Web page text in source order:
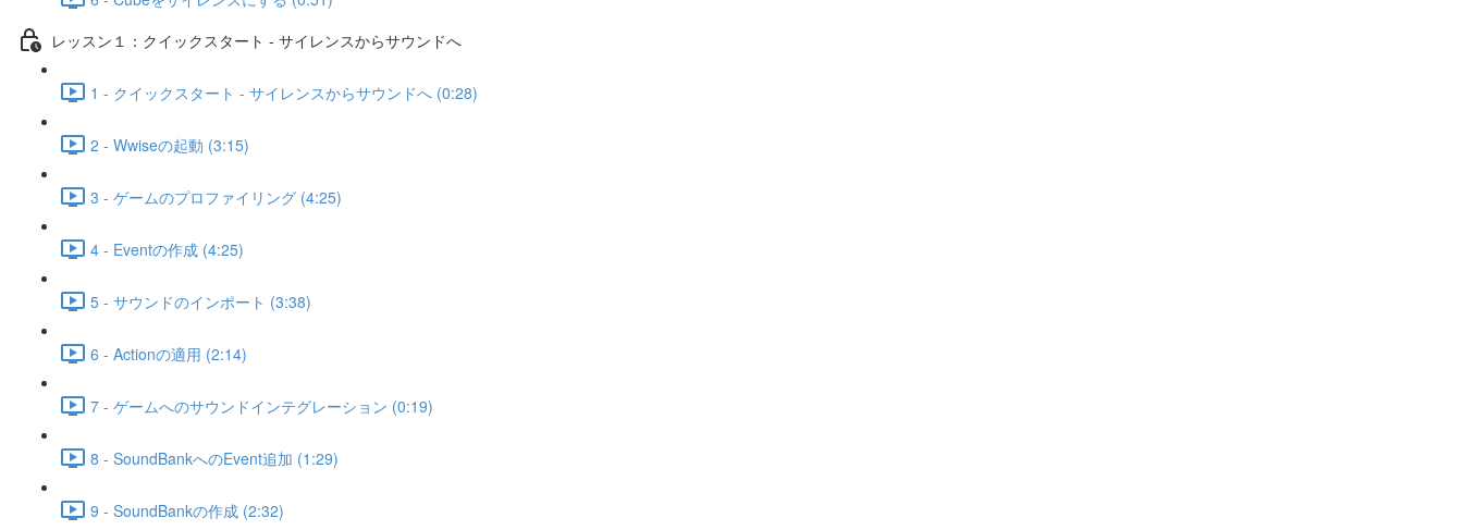
レッスン１：クイックスタート - サイレンスからサウンドへ
1 - クイックスタート - サイレンスからサウンドへ (0:28)
2 - Wwiseの起動 (3:15)
3 - ゲームのプロファイリング (4:25)
4 - Eventの作成 (4:25)
5 - サウンドのインポート (3:38)
6 - Actionの適用 (2:14)
7 - ゲームへのサウンドインテグレーション (0:19)
8 - SoundBankへのEvent追加 (1:29)
9 - SoundBankの作成 (2:32)